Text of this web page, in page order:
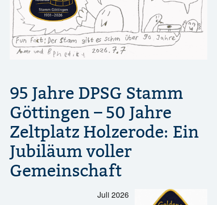
95 Jahre DPSG Stamm
Göttingen – 50 Jahre
Zeltplatz Holzerode: Ein
Jubiläum voller
Gemeinschaft
Juli 2026